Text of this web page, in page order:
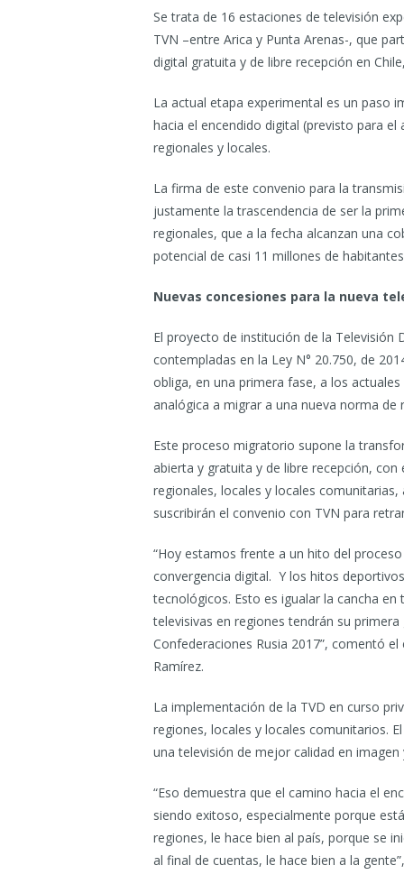
Se trata de 16 estaciones de televisión
TVN –entre Arica y Punta Arenas-, que
digital gratuita y de libre recepción en
La actual etapa experimental es un paso
hacia el encendido digital (previsto para
regionales y locales.
La firma de este convenio para la
justamente la trascendencia de ser la
regionales, que a la fecha alcanzan una
potencial de casi 11 millones de
Nuevas concesiones para la nueva
El proyecto de institución de la
contempladas en la Ley N° 20.750, de
obliga, en una primera fase, a los
analógica a migrar a una nueva norma de
Este proceso migratorio supone la
abierta y gratuita y de libre recepción,
regionales, locales y locales
suscribirán el convenio con TVN para
“Hoy estamos frente a un hito del
convergencia digital. Y los hitos
tecnológicos. Esto es igualar la cancha
televisivas en regiones tendrán su
Confederaciones Rusia 2017”, comentó
Ramírez.
La implementación de la TVD en curso
regiones, locales y locales comunitarios.
una televisión de mejor calidad en
“Eso demuestra que el camino hacia el
siendo exitoso, especialmente porque
regiones, le hace bien al país, porque se
al final de cuentas, le hace bien a la